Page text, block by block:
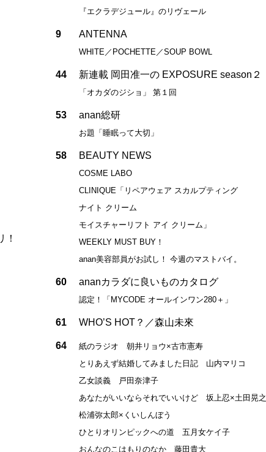
！
『エクラデジュール』のリヴェール
9 ANTENNA
WHITE／POCHETTE／SOUP BOWL
44 新連載 岡田准一の EXPOSURE season２
「オカダのジショ」 第１回
53 anan総研
お題「睡眠って大切」
58 BEAUTY NEWS
COSME LABO
CLINIQUE「リペアウェア スカルプティング
ナイト クリーム
モイスチャーリフト アイ クリーム」
WEEKLY MUST BUY！
anan美容部員がお試し！ 今週のマストバイ。
60 ananカラダに良いものカタログ
認定！「MYCODE オールインワン280＋」
61 WHO’S HOT？／森山未來
64
紙のラジオ 朝井リョウ×古市憲寿
とりあえず結婚してみました日記 山内マリコ
乙女談義 戸田奈津子
あなたがいいならそれでいいけど 坂上忍×土田晃之
松浦弥太郎×くいしんぼう
ひとりオリンピックへの道 五月女ケイ子
おんなのこはもりのなか 藤田貴大